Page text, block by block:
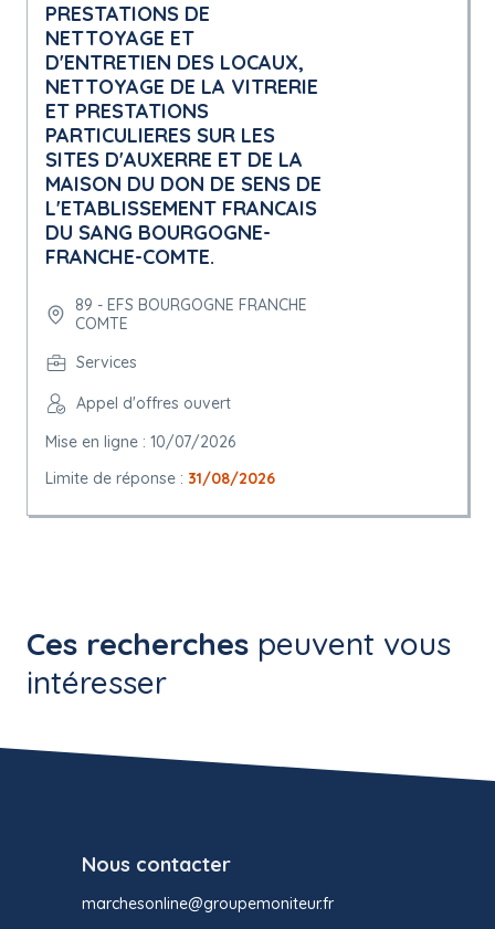
PRESTATIONS DE
NETTOYAGE ET
D'ENTRETIEN DES LOCAUX,
NETTOYAGE DE LA VITRERIE
ET PRESTATIONS
PARTICULIERES SUR LES
SITES D'AUXERRE ET DE LA
MAISON DU DON DE SENS DE
L'ETABLISSEMENT FRANCAIS
DU SANG BOURGOGNE-
FRANCHE-COMTE.
89 - EFS BOURGOGNE FRANCHE
COMTE
Services
Appel d'offres ouvert
Mise en ligne : 10/07/2026
Limite de réponse : 31/08/2026
Ces recherches peuvent vous
intéresser
Nous contacter
marchesonline@groupemoniteur.fr